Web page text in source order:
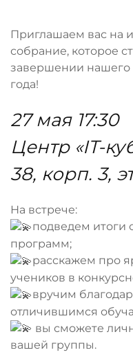
Приглашаем вас на
собрание, которое
завершении нашего
года!
27 мая 17:30
Центр «IT-
38, корп. 3,
На встрече:
подведем итоги
программ;
расскажем про
учеников в
вручим
отличившимся
вы сможете
вашей группы.